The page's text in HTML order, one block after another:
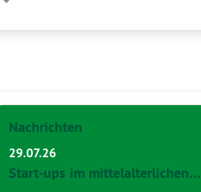
Nachrichten
29.07.26
Start-ups im mittelalterlichen…